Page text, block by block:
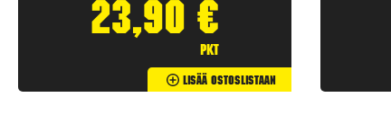
23,90 €
pkt
Lisää Ostoslistaan